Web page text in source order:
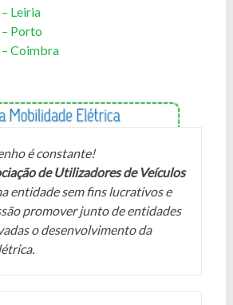
Leiria
Porto
Coimbra
é constante!
de Utilizadores de Veículos
entidade sem fins lucrativos e
promover junto de entidades
o desenvolvimento da